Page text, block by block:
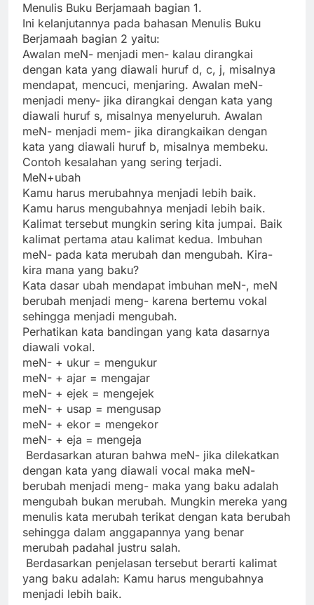
Menulis Buku Berjamaah bagian 1.
Ini kelanjutannya pada bahasan Menulis Buku
Berjamaah bagian 2 yaitu:
Awalan meN- menjadi men- kalau dirangkai
dengan kata yang diawali huruf d, c, j, misalnya
mendapat, mencuci, menjaring. Awalan meN-
menjadi meny- jika dirangkai dengan kata yang
diawali huruf s, misalnya menyeluruh. Awalan
meN- menjadi mem- jika dirangkaikan dengan
kata yang diawali huruf b, misalnya membeku.
Contoh kesalahan yang sering terjadi.
MeN+ubah
Kamu harus merubahnya menjadi lebih baik.
Kamu harus mengubahnya menjadi lebih baik.
Kalimat tersebut mungkin sering kita jumpai. Baik
kalimat pertama atau kalimat kedua. Imbuhan
meN- pada kata merubah dan mengubah. Kira-
kira mana yang baku?
Kata dasar ubah mendapat imbuhan meN-, meN
berubah menjadi meng- karena bertemu vokal
sehingga menjadi mengubah.
Perhatikan kata bandingan yang kata dasarnya
diawali vokal.
meN- + ukur = mengukur
meN- + ajar = mengajar
meN- + ejek = mengejek
meN- + usap = mengusap
meN- + ekor = mengekor
meN- + eja = mengeja
Berdasarkan aturan bahwa meN- jika dilekatkan
dengan kata yang diawali vocal maka meN-
berubah menjadi meng- maka yang baku adalah
mengubah bukan merubah. Mungkin mereka yang
menulis kata merubah terikat dengan kata berubah
sehingga dalam anggapannya yang benar
merubah padahal justru salah.
Berdasarkan penjelasan tersebut berarti kalimat
yang baku adalah: Kamu harus mengubahnya
menjadi lebih baik.